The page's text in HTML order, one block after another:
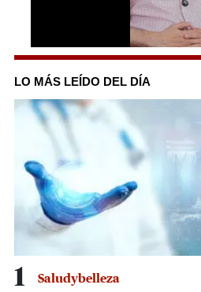
0
of
3
minutes,
21
seconds
LO MÁS LEÍDO DEL DÍA
1 Saludybelleza